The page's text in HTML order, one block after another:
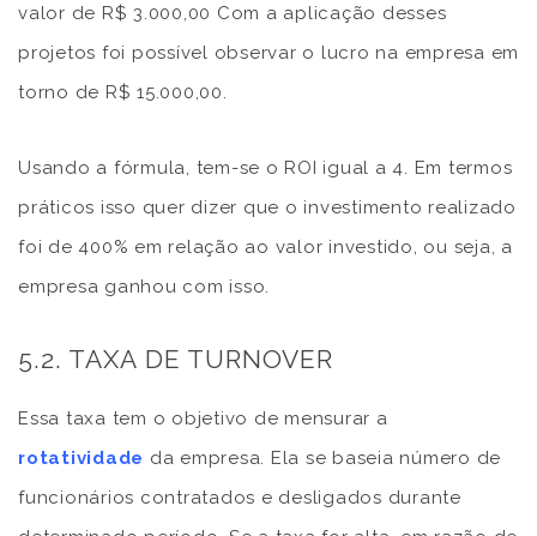
valor de R$ 3.000,00 Com a aplicação desses
projetos foi possível observar o lucro na empresa em
torno de R$ 15.000,00.
Usando a fórmula, tem-se o ROI igual a 4. Em termos
práticos isso quer dizer que o investimento realizado
foi de 400% em relação ao valor investido, ou seja, a
empresa ganhou com isso.
5.2. TAXA DE TURNOVER
Essa taxa tem o objetivo de mensurar a
rotatividade da empresa. Ela se baseia número de
funcionários contratados e desligados durante